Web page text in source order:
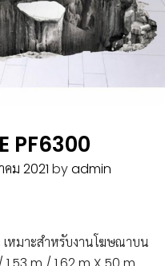
PF6300
ม 2021 byadmin
หมาะสำหรับงานโฆษณาบน